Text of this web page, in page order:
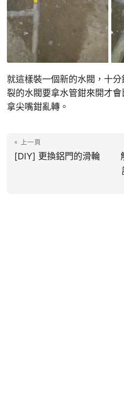
就這樣裝一個新的水閥，十
裂的水閥要拿水管鉗來開才
拿尖嘴鉗亂轉。
« 上一頁
[DIY] 更換鋁門的滑輪